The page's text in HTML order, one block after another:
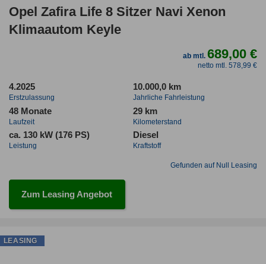
Opel Zafira Life 8 Sitzer Navi Xenon
Klimaautom Keyle
ab mtl.689,00 €
netto mtl. 578,99 €
4.2025
Erstzulassung
10.000,0 km
Jahrliche Fahrleistung
48 Monate
Laufzeit
29 km
Kilometerstand
ca. 130 kW (176 PS)
Leistung
Diesel
Kraftstoff
Gefunden auf Null Leasing
Zum Leasing Angebot
LEASING